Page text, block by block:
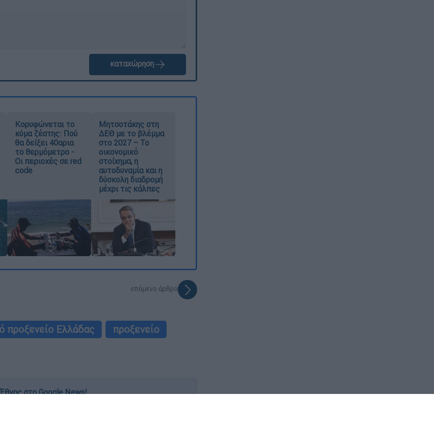
καταχώρηση
Κορυφώνεται το
κύμα ζέστης: Πού
θα δείξει 40αρια
το θερμόμετρο -
Οι περιοχές σε red
code
Μητσοτάκης στη
ΔΕΘ με το βλέμμα
στο 2027 – Το
οικονομικό
στοίχημα, η
αυτοδυναμία και η
δύσκολη διαδρομή
μέχρι τις κάλπες
επόμενο άρθρο
προξενείο Ελλάδας
προξενείο
στο Google News!